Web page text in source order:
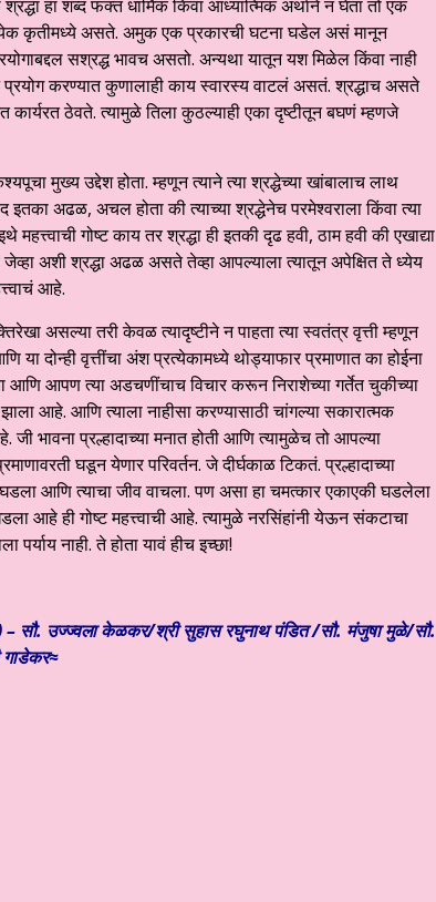
हा शब्द फक्त धार्मिक किंवा आध्यात्मिक अर्थाने न घेता तो एक
कृतीमध्ये असते. अमुक एक प्रकारची घटना घडेल असं मानून
सश्रद्ध भावच असतो. अन्यथा यातून यश मिळेल किंवा नाही
प्रयोग करण्यात कुणालाही काय स्वारस्य वाटलं असतं. श्रद्धाच असते
ठेवते. त्यामुळे तिला कुठल्याही एका दृष्टीतून बघणं म्हणजे
मुख्य उद्देश होता. म्हणून त्याने त्या श्रद्धेच्या खांबालाच लाथ
अढळ, अचल होता की त्याच्या श्रद्धेनेच परमेश्वराला किंवा त्या
गोष्ट काय तर श्रद्धा ही इतकी दृढ हवी, ठाम हवी की एखाद्या
जेव्हा अशी श्रद्धा अढळ असते तेव्हा आपल्याला त्यातून अपेक्षित ते ध्येय
आहे.
असल्या तरी केवळ त्यादृष्टीने न पाहता त्या स्वतंत्र वृत्ती म्हणून
दोन्ही वृत्तींचा अंश प्रत्येकामध्ये थोड्याफार प्रमाणात का होईना
आणि आपण त्या अडचणींचाच विचार करून निराशेच्या गर्तेत चुकीच्या
आहे. आणि त्याला नाहीसा करण्यासाठी चांगल्या सकारात्मक
भावना प्रल्हादाच्या मनात होती आणि त्यामुळेच तो आपल्या
घडून येणार परिवर्तन. जे दीर्घकाळ टिकतं. प्रल्हादाच्या
घडला आणि त्याचा जीव वाचला. पण असा हा चमत्कार एकाएकी घडलेला
आहे ही गोष्ट महत्त्वाची आहे. त्यामुळे नरसिंहांनी येऊन संकटाचा
नाही. ते होता यावं हीच इच्छा!
– सौ. उज्ज्वला केळकर/श्री सुहास रघुनाथ पंडित /सौ. मंजुषा मुळे/सौ.
गाडेकर≈